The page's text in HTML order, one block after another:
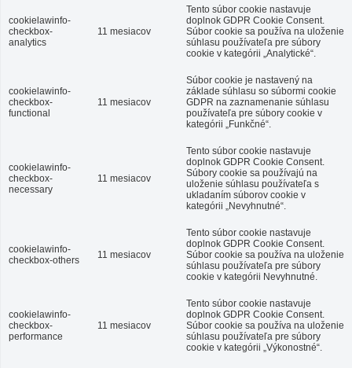
cookielawinfo-
checkbox-
analytics
11 mesiacov
Tento súbor cookie nastavuje
doplnok GDPR Cookie Consent.
Súbor cookie sa používa na uloženie
súhlasu používateľa pre súbory
cookie v kategórii „Analytické“.
cookielawinfo-
checkbox-
functional
11 mesiacov
Súbor cookie je nastavený na
základe súhlasu so súbormi cookie
GDPR na zaznamenanie súhlasu
používateľa pre súbory cookie v
kategórii „Funkčné“.
cookielawinfo-
checkbox-
necessary
11 mesiacov
Tento súbor cookie nastavuje
doplnok GDPR Cookie Consent.
Súbory cookie sa používajú na
uloženie súhlasu používateľa s
ukladaním súborov cookie v
kategórii „Nevyhnutné“.
cookielawinfo-
checkbox-others
11 mesiacov
Tento súbor cookie nastavuje
doplnok GDPR Cookie Consent.
Súbor cookie sa používa na uloženie
súhlasu používateľa pre súbory
cookie v kategórii Nevyhnutné.
cookielawinfo-
checkbox-
performance
11 mesiacov
Tento súbor cookie nastavuje
doplnok GDPR Cookie Consent.
Súbor cookie sa používa na uloženie
súhlasu používateľa pre súbory
cookie v kategórii „Výkonostné“.